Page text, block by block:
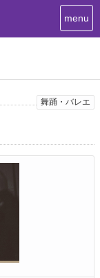
T
o
n
i
g
menu
舞踊・バレエ